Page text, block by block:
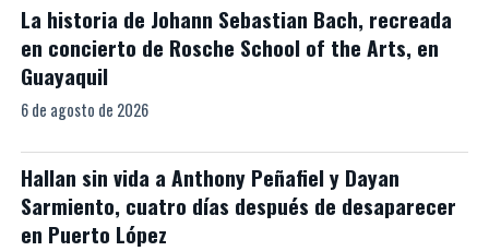
La historia de Johann Sebastian Bach, recreada
en concierto de Rosche School of the Arts, en
Guayaquil
6 de agosto de 2026
Hallan sin vida a Anthony Peñafiel y Dayan
Sarmiento, cuatro días después de desaparecer
en Puerto López